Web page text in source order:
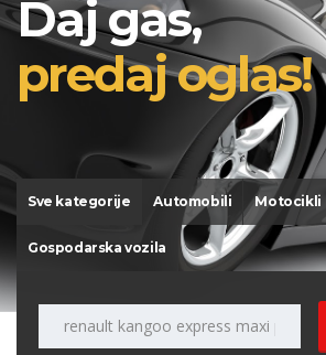
Daj gas,
predaj oglas!
Sve kategorije Automobili Motocikli
Gospodarska vozila